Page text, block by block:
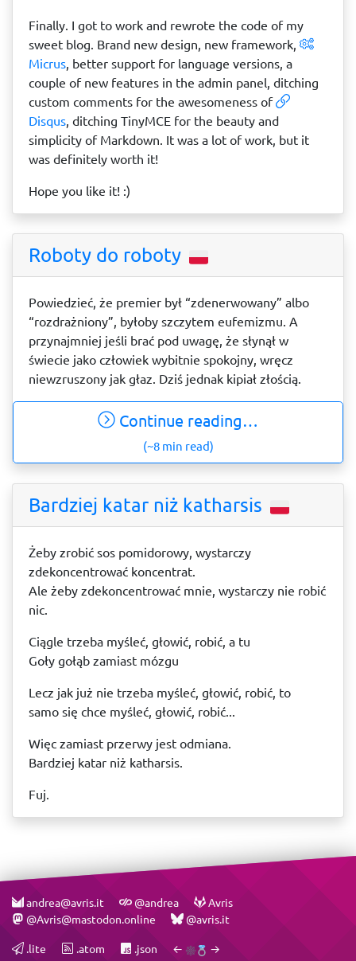
Finally. I got to work and rewrote the code of my
sweet blog. Brand new design, new framework,
Micrus , better support for language versions, a
couple of new features in the admin panel, ditching
custom comments for the awesomeness of
Disqus , ditching TinyMCE for the beauty and
simplicity of Markdown. It was a lot of work, but it
was definitely worth it!
Hope you like it! :)
Roboty do roboty
Powiedzieć, że premier był “zdenerwowany” albo
“rozdrażniony”, byłoby szczytem eufemizmu. A
przynajmniej jeśli brać pod uwagę, że słynął w
świecie jako człowiek wybitnie spokojny, wręcz
niewzruszony jak głaz. Dziś jednak kipiał złością.
Continue reading…
(~8 min read)
Bardziej katar niż katharsis
Żeby zrobić sos pomidorowy, wystarczy
zdekoncentrować koncentrat.
Ale żeby zdekoncentrować mnie, wystarczy nie robić
nic.
Ciągle trzeba myśleć, głowić, robić, a tu
Goły gołąb zamiast mózgu
Lecz jak już nie trzeba myśleć, głowić, robić, to
samo się chce myśleć, głowić, robić...
Więc zamiast przerwy jest odmiana.
Bardziej katar niż katharsis.
Fuj.
andrea@avris.it @andrea
Avris
@Avris@mastodon.online
@avris.it
.lite .atom .json ← →